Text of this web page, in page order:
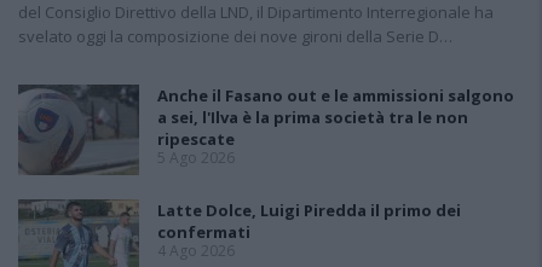
del Consiglio Direttivo della LND, il Dipartimento Interregionale ha
svelato oggi la composizione dei nove gironi della Serie D…
Anche il Fasano out e le ammissioni salgono
a sei, l'Ilva è la prima società tra le non
ripescate
5 Ago 2026
Latte Dolce, Luigi Piredda il primo dei
confermati
4 Ago 2026